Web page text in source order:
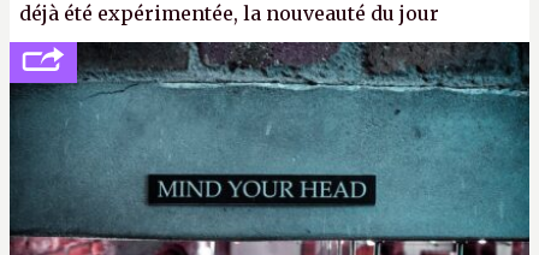
déjà été expérimentée, la nouveauté du jour
concerne le recours à des nœuds distants, pour ne
pas dire un réseau quantique multimédia interactif
(avec l’option Péritel). (
http://cpc.cx/AH432N4
Crédit photo : QuTech / Nature)